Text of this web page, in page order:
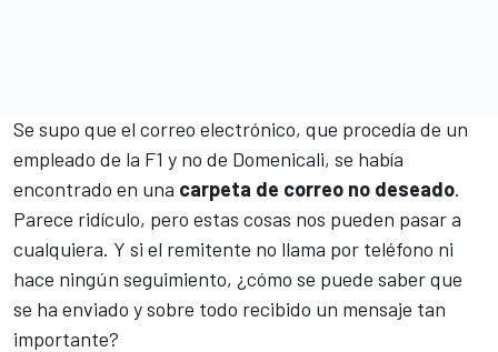
Se supo que el correo electrónico, que procedía de un
empleado de la F1 y no de Domenicali, se había
encontrado en una carpeta de correo no deseado.
Parece ridículo, pero estas cosas nos pueden pasar a
cualquiera. Y si el remitente no llama por teléfono ni
hace ningún seguimiento, ¿cómo se puede saber que
se ha enviado y sobre todo recibido un mensaje tan
importante?